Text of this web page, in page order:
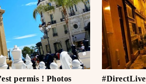
permis ! Photos